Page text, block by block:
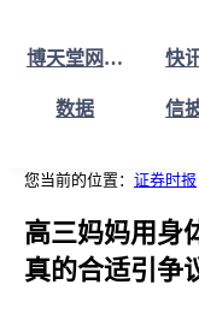
博天堂网页版首页 快
数据 信
您当前的位置： 证券时报
高三妈妈用身
真的合适引争